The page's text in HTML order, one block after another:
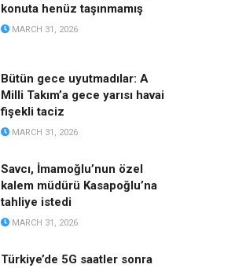
konuta henüz taşınmamış
MARCH 31, 2026
Bütün gece uyutmadılar: A
Milli Takım’a gece yarısı havai
fişekli taciz
MARCH 31, 2026
Savcı, İmamoğlu’nun özel
kalem müdürü Kasapoğlu’na
tahliye istedi
MARCH 31, 2026
Türkiye’de 5G saatler sonra